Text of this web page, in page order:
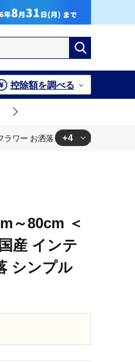
控除額を調べる
ワー お洒落 シンプル 】048-0586
+4
～80cm ＜
産 インテ
シンプル